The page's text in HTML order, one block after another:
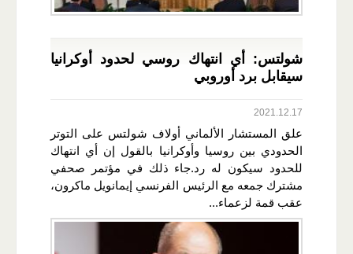
شولتس: أي انتهاك روسي لحدود أوكرانيا
سيقابل برد أوروبي
2021.12.17
علق المستشار الألماني أولاف شولتس على التوتر
الحدودي بين روسيا وأوكرانيا بالقول إن أي انتهاك
للحدود سيكون له رد.جاء ذلك في مؤتمر صحفي
مشترك جمعه مع الرئيس الفرنسي إيمانويل ماكرون،
عقب قمة لزعماء...